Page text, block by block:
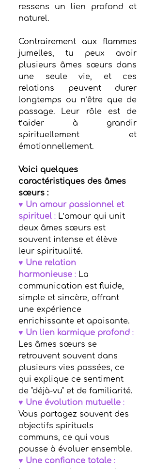
ressens un lien profond et
naturel.
Contrairement aux flammes
jumelles, tu peux avoir
plusieurs âmes sœurs dans
une seule vie, et ces
relations peuvent durer
longtemps ou n’être que de
passage. Leur rôle est de
t’aider à grandir
spirituellement et
émotionnellement.
Voici quelques
caractéristiques des âmes
sœurs :
♥ Un amour passionnel et
spirituel : L’amour qui unit
deux âmes sœurs est
souvent intense et élève
leur spiritualité.
♥ Une relation
harmonieuse : La
communication est fluide,
simple et sincère, offrant
une expérience
enrichissante et apaisante.
♥ Un lien karmique profond :
Les âmes sœurs se
retrouvent souvent dans
plusieurs vies passées, ce
qui explique ce sentiment
de "déjà-vu" et de familiarité.
♥ Une évolution mutuelle :
Vous partagez souvent des
objectifs spirituels
communs, ce qui vous
pousse à évoluer ensemble.
♥ Une confiance totale :